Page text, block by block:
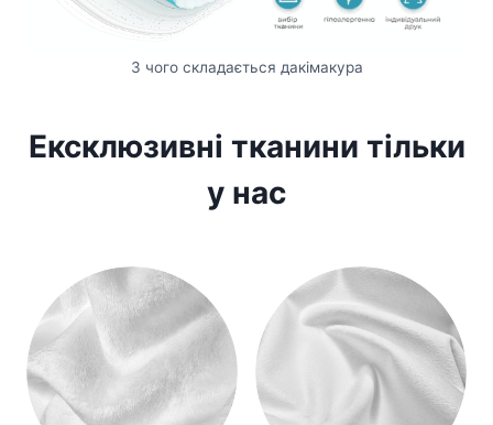
З чого складається дакімакура
Ексклюзивні тканини тільки
у нас